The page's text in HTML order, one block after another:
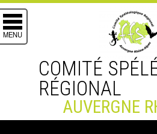
MENU
COMITÉ
RÉGIONAL
AUVERGNE
30 OCTOBRE 2017